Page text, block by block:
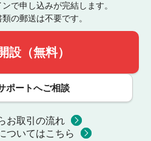
で申し込みが完結します。
の郵送は不要です。
設（無料）
ポートへご相談
お取引の流れ
ついてはこちら